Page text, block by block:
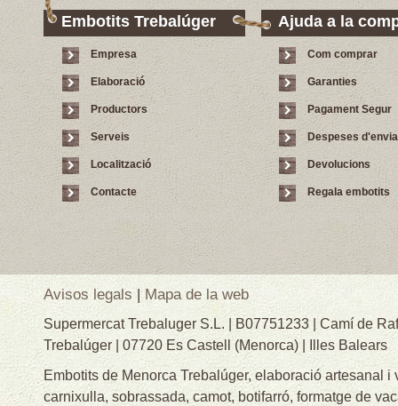
Embotits Trebalúger
Empresa
Elaboració
Productors
Serveis
Localització
Contacte
Ajuda a la
Com comprar
Garanties
Pagament Segur
Despeses
Devolucions
Regala embotits
Avisos legals | Mapa de la web
Supermercat Trebaluger S.L. | B07751233 | Camí de
Trebalúger | 07720 Es Castell (Menorca) | Illes Balears
Embotits de Menorca Trebalúger, elaboració artesanal i
carnixulla, sobrassada, camot, botifarró, formatge de